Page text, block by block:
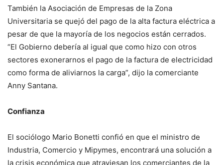
También la Asociación de Empresas de la Zona
Universitaria se quejó del pago de la alta factura eléctrica a
pesar de que la mayoría de los negocios están cerrados.
“El Gobierno debería al igual que como hizo con otros
sectores exonerarnos el pago de la factura de electricidad
como forma de aliviarnos la carga”, dijo la comerciante
Anny Santana.
Confianza
El sociólogo Mario Bonetti confió en que el ministro de
Industria, Comercio y Mipymes, encontrará una solución a
la crisis económica que atraviesan los comerciantes de la